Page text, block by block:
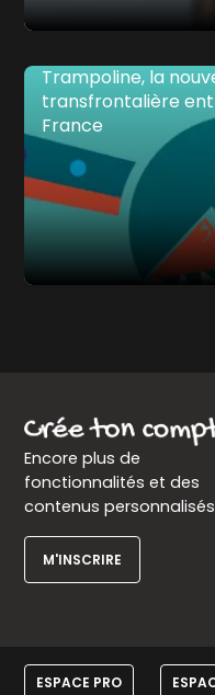
Trampoline, la
transfrontalière
France
Encore plus de
fonctionnalités et des
contenus personnalisés
M'INSCRIRE
ESPACE PRO